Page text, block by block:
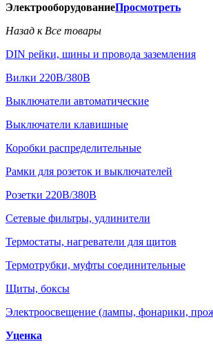
ЭлектрооборудованиеПросмотреть
Назад к Все товары
DIN рейки, шины и провода заземления
Вилки 220В/380В
Выключатели автоматические
Выключатели клавишные
Коробки распределительные
Рамки для розеток и выключателей
Розетки 220В/380В
Сетевые фильтры, удлинители
Термостаты, нагреватели для щитов
Термотрубки, муфты соединительные
Щиты, боксы
Электроосвещение (лампы, фонарики,
Уценка